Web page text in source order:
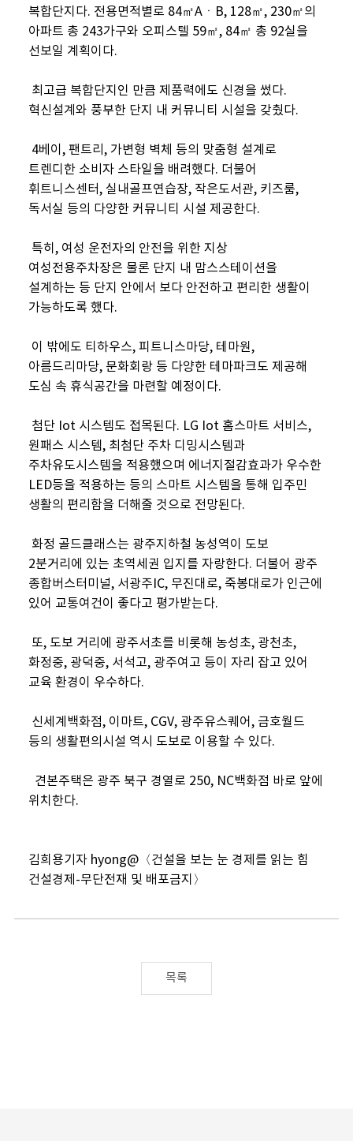
복합단지다. 전용면적별로 84㎡AㆍB, 128㎡, 230㎡의
아파트 총 243가구와 오피스텔 59㎡, 84㎡ 총 92실을
선보일 계획이다.
최고급 복합단지인 만큼 제품력에도 신경을 썼다.
혁신설계와 풍부한 단지 내 커뮤니티 시설을 갖췄다.
4베이, 팬트리, 가변형 벽체 등의 맞춤형 설계로
트렌디한 소비자 스타일을 배려했다. 더불어
휘트니스센터, 실내골프연습장, 작은도서관, 키즈룸,
독서실 등의 다양한 커뮤니티 시설 제공한다.
특히, 여성 운전자의 안전을 위한 지상
여성전용주차장은 물론 단지 내 맘스스테이션을
설계하는 등 단지 안에서 보다 안전하고 편리한 생활이
가능하도록 했다.
이 밖에도 티하우스, 피트니스마당, 테마원,
아름드리마당, 문화회랑 등 다양한 테마파크도 제공해
도심 속 휴식공간을 마련할 예정이다.
첨단 Iot 시스템도 접목된다. LG Iot 홈스마트 서비스,
원패스 시스템, 최첨단 주차 디밍시스템과
주차유도시스템을 적용했으며 에너지절감효과가 우수한
LED등을 적용하는 등의 스마트 시스템을 통해 입주민
생활의 편리함을 더해줄 것으로 전망된다.
화정 골드클래스는 광주지하철 농성역이 도보
2분거리에 있는 초역세권 입지를 자랑한다. 더불어 광주
종합버스터미널, 서광주IC, 무진대로, 죽봉대로가 인근에
있어 교통여건이 좋다고 평가받는다.
또, 도보 거리에 광주서초를 비롯해 농성초, 광천초,
화정중, 광덕중, 서석고, 광주여고 등이 자리 잡고 있어
교육 환경이 우수하다.
신세계백화점, 이마트, CGV, 광주유스퀘어, 금호월드
등의 생활편의시설 역시 도보로 이용할 수 있다.
견본주택은 광주 북구 경열로 250, NC백화점 바로 앞에
위치한다.
김희용기자 hyong@〈건설을 보는 눈 경제를 읽는 힘
건설경제-무단전재 및 배포금지〉
목록